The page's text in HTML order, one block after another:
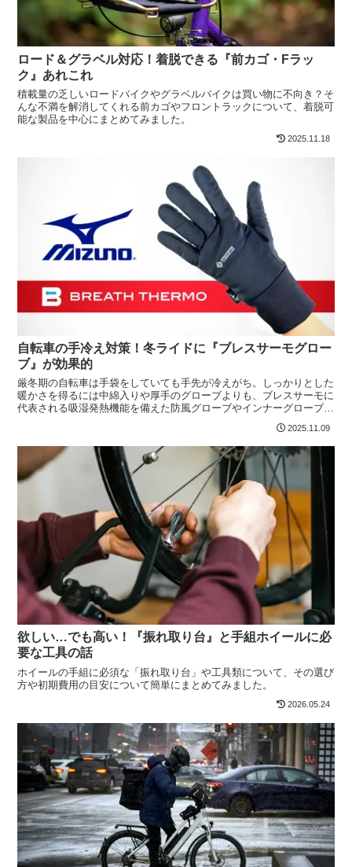
ロード＆グラベル対応！着脱できる『前カゴ・Fラッ
ク』あれこれ
積載量の乏しいロードバイクやグラベルバイクは買い物に不向き？そ
んな不満を解消してくれる前カゴやフロントラックについて、着脱可
能な製品を中心にまとめてみました。
2025.11.18
自転車の手冷え対策！冬ライドに『ブレスサーモグロー
ブ』が効果的
厳冬期の自転車は手袋をしていても手先が冷えがち。しっかりとした
暖かさを得るには中綿入りや厚手のグローブよりも、ブレスサーモに
代表される吸湿発熱機能を備えた防風グローブやインナーグローブを
2025.11.09
欲しい…でも高い！『振れ取り台』と手組ホイールに必
要な工具の話
ホイールの手組に必須な「振れ取り台」や工具類について、その選び
方や初期費用の目安について簡単にまとめてみました。
2026.05.24